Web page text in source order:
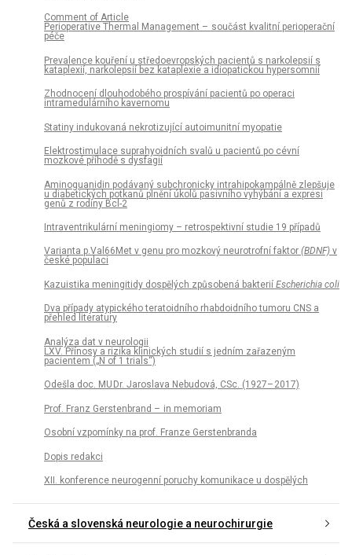
Comment of Article
Perioperative Thermal Management – součást kvalitní perioperační
péče
Prevalence kouření u středoevropských pacientů s narkolepsií s
kataplexií, narkolepsií bez kataplexie a idiopatickou hypersomnií
Zhodnocení dlouhodobého prospívání pacientů po operaci
intramedulárního kavernomu
Statiny indukovaná nekrotizující autoimunitní myopatie
Elektrostimulace suprahyoidních svalů u pacientů po cévní
mozkové příhodě s dysfagií
Aminoguanidin podávaný subchronicky intrahipokampálně zlepšuje
u diabetických potkanů plnění úkolů pasivního vyhýbání a expresi
genů z rodiny Bcl-2
Intraventrikulární meningiomy – retrospektivní studie 19 případů
Varianta p.Val66Met v genu pro mozkový neurotrofní faktor (BDNF) v
české populaci
Kazuistika meningitidy dospělých způsobená bakterií Escherichia coli
Dva případy atypického teratoidního rhabdoidního tumoru CNS a
přehled literatury
Analýza dat v neurologii
LXV. Přínosy a rizika klinických studií s jedním zařazeným
pacientem („N of 1 trials“)
Odešla doc. MU Dr. Jaroslava Nebudová, CSc. (1927– 2017)
Prof. Franz Gerstenbrand – in memoriam
Osobní vzpomínky na prof. Franze Gerstenbranda
Dopis redakci
XII. konference neurogenní poruchy komunikace u dospělých
Česká a slovenská neurologie a neurochirurgie